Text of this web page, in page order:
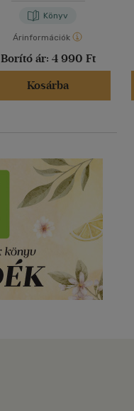
Könyv
Árinformációk
Borító ár: 4 990 Ft
Kosárba